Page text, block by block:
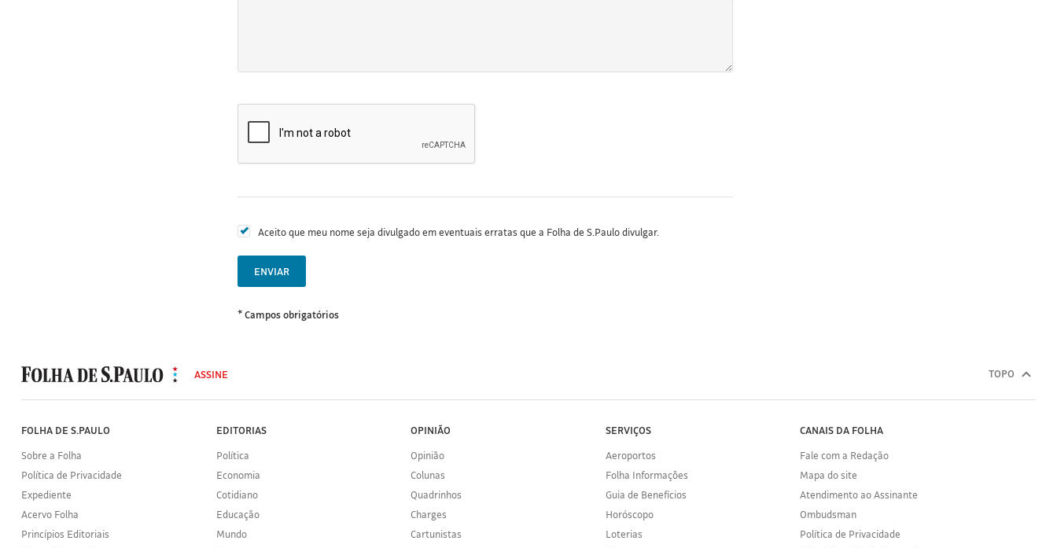
Aceito que meu nome seja divulgado em eventuais erratas que a Folha de S.Paulo divulgar.
ENVIAR
* Campos obrigatórios
Folha
de
S.Paulo
ASSINE TOPO
FOLHA DE S.PAULO
Sobre a Folha
Política de Privacidade
Expediente
Acervo Folha
Princípios Editoriais
EDITORIAS
Política
Economia
Cotidiano
Educação
Mundo
OPINIÃO
Opinião
Colunas
Quadrinhos
Charges
Cartunistas
SERVIÇOS
Aeroportos
Folha Informações
Guia de Benefícios
Horóscopo
Loterias
CANAIS DA FOLHA
Fale com a Redação
Mapa do site
Atendimento ao Assinante
Ombudsman
Política de Privacidade